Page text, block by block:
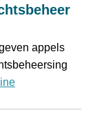
appels